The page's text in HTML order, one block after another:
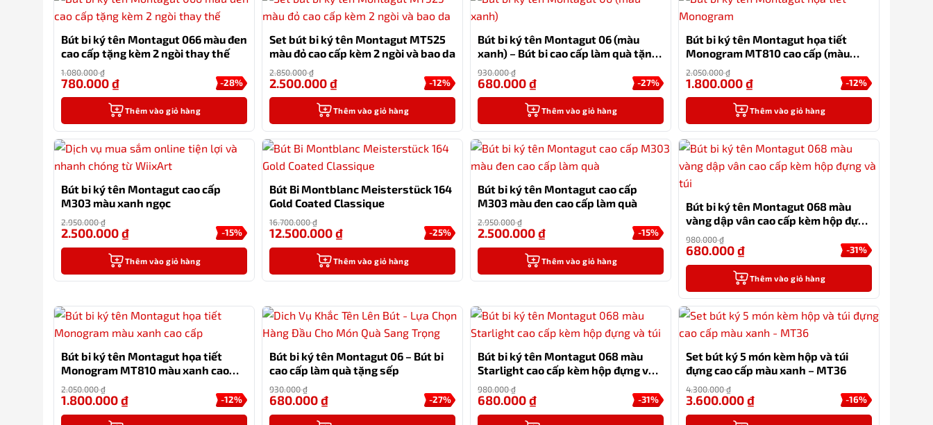
Bút bi ký tên Montagut 066 màu đen
cao cấp tặng kèm 2 ngòi thay thế
1.080.000₫
-28%
780.000₫
Thêm vào giỏ hàng
Set bút bi ký tên Montagut MT525
màu đỏ cao cấp kèm 2 ngòi và bao da
2.850.000₫
-12%
2.500.000₫
Thêm vào giỏ hàng
Bút bi ký tên Montagut 06 (màu
xanh) – Bút bi cao cấp làm quà tặng
sếp
930.000₫
-27%
680.000₫
Thêm vào giỏ hàng
Bút bi ký tên Montagut họa tiết
Monogram MT810 cao cấp (màu
đen)
2.050.000₫
-12%
1.800.000₫
Thêm vào giỏ hàng
Bút bi ký tên Montagut cao cấp
M303 màu xanh ngọc
2.950.000₫
-15%
2.500.000₫
Thêm vào giỏ hàng
Bút Bi Montblanc Meisterstück 164
Gold Coated Classique
16.700.000₫
-25%
12.500.000₫
Thêm vào giỏ hàng
Bút bi ký tên Montagut cao cấp
M303 màu đen cao cấp làm quà
2.950.000₫
-15%
2.500.000₫
Thêm vào giỏ hàng
Bút bi ký tên Montagut 068 màu
vàng dập vân cao cấp kèm hộp đựng
và túi
980.000₫
-31%
680.000₫
Thêm vào giỏ hàng
Bút bi ký tên Montagut họa tiết
Monogram MT810 màu xanh cao
cấp
2.050.000₫
-12%
1.800.000₫
Bút bi ký tên Montagut 06 – Bút bi
cao cấp làm quà tặng sếp
930.000₫
-27%
680.000₫
Bút bi ký tên Montagut 068 màu
Starlight cao cấp kèm hộp đựng và
túi
980.000₫
-31%
680.000₫
Set bút ký 5 món kèm hộp và túi
đựng cao cấp màu xanh – MT36
4.300.000₫
-16%
3.600.000₫